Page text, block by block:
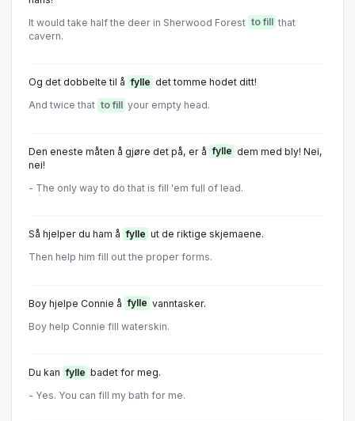
It would take half the deer in Sherwood Forest to fill
that
cavern.
Og det dobbelte til å fylle det tomme hodet ditt!
And twice that to fill your empty head.
Den eneste måten å gjøre det på, er å fylle dem med bly! Nei,
nei!
- The only way to do that is fill 'em full of lead.
Så hjelper du ham å fylle ut de riktige skjemaene.
Then help him fill out the proper forms.
Boy hjelpe Connie å fylle vanntasker.
Boy help Connie fill waterskin.
Du kan fylle badet for meg.
- Yes. You can fill my bath for me.